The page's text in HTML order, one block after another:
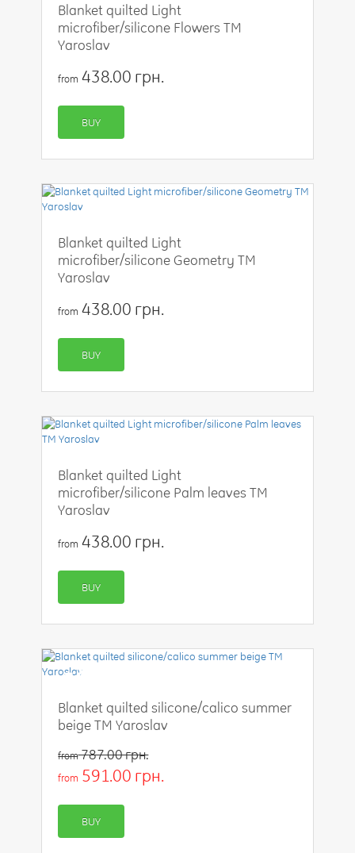
Blanket quilted Light
microfiber/silicone Flowers TM
Yaroslav
from 438.00 грн.
BUY
Blanket quilted Light
microfiber/silicone Geometry TM
Yaroslav
from 438.00 грн.
BUY
Blanket quilted Light
microfiber/silicone Palm leaves TM
Yaroslav
from 438.00 грн.
BUY
-25%
Blanket quilted silicone/calico summer
beige TM Yaroslav
from787.00 грн.
from 591.00 грн.
BUY